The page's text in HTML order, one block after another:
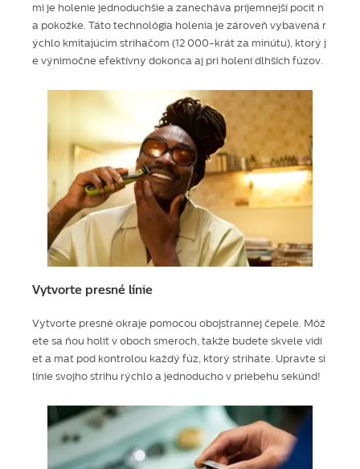
mi je holenie jednoduchšie a zanecháva príjemnejší pocit n
a pokožke. Táto technológia holenia je zároveň vybavená r
ýchlo kmitajúcim strihačom (12 000-krát za minútu), ktorý j
e výnimočne efektívny dokonca aj pri holení dlhších fúzov.
Vytvorte presné línie
Vytvorte presné okraje pomocou obojstrannej čepele. Môž
ete sa ňou holiť v oboch smeroch, takže budete skvele vidi
eť a mať pod kontrolou každý fúz, ktorý striháte. Upravte si
línie svojho strihu rýchlo a jednoducho v priebehu sekúnd!